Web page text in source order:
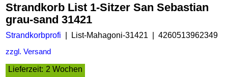
Strandkorb List 1-Sitzer San Sebastian
grau-sand 31421
Strandkorbprofi List-Mahagoni-31421 4260513962349
zzgl. Versand
Lieferzeit: 2 Wochen